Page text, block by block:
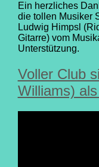
Ein herzliches
die tollen Musiker
Ludwig Himpsl
Gitarre) vom
Unterstützung.
Voller Club
Williams)